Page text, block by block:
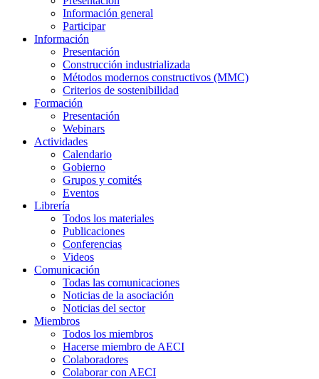
Información general
Participar
Información
Presentación
Construcción industrializada
Métodos modernos constructivos (MMC)
Criterios de sostenibilidad
Formación
Presentación
Webinars
Actividades
Calendario
Gobierno
Grupos y comités
Eventos
Librería
Todos los materiales
Publicaciones
Conferencias
Videos
Comunicación
Todas las comunicaciones
Noticias de la asociación
Noticias del sector
Miembros
Todos los miembros
Hacerse miembro de AECI
Colaboradores
Colaborar con AECI